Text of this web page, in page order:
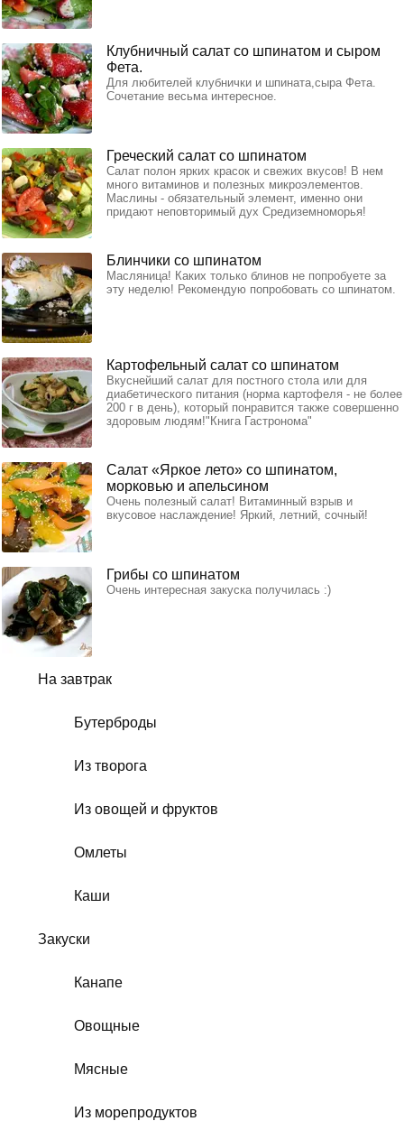
На завтрак
Бутерброды
Из творога
Из овощей и фруктов
Омлеты
Каши
Закуски
Канапе
Овощные
Мясные
Из морепродуктов
Клубничный салат со шпинатом и сыром
Фета.
Для любителей клубнички и шпината,сыра Фета.
Сочетание весьма интересное.
Греческий салат со шпинатом
Салат полон ярких красок и свежих вкусов! В нем
много витаминов и полезных микроэлементов.
Маслины - обязательный элемент, именно они
придают неповторимый дух Средиземноморья!
Блинчики со шпинатом
Масляница! Каких только блинов не попробуете за
эту неделю! Рекомендую попробовать со шпинатом.
Картофельный салат со шпинатом
Вкуснейший салат для постного стола или для
диабетического питания (норма картофеля - не более
200 г в день), который понравится также совершенно
здоровым людям!"Книга Гастронома"
Салат «Яркое лето» со шпинатом,
морковью и апельсином
Очень полезный салат! Витаминный взрыв и
вкусовое наслаждение! Яркий, летний, сочный!
Грибы со шпинатом
Очень интересная закуска получилась :)